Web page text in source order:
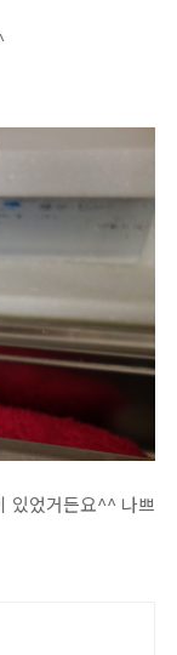
있었거든요^^ 나쁘